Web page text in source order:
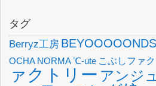
タグ
Berryz工房 BEYOOOOONDS
OCHA NORMA℃-ute こぶしファ
ァクトリー アンジ